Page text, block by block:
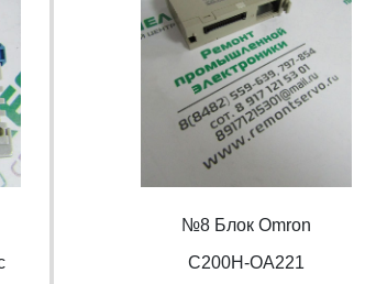
№8 Блок Omron
С200H-OA221